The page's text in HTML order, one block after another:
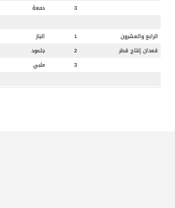
3
دمعة
الرابع والعشرون 1 الباز
قعدانإنتاج قطر 2 جلمود
3
ملبي